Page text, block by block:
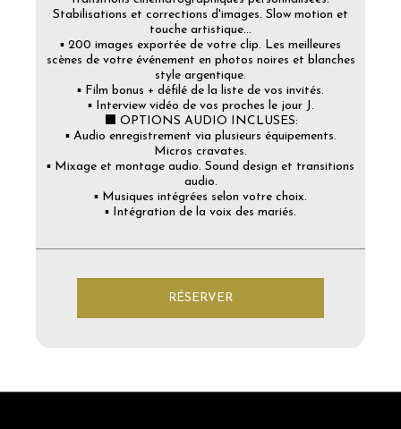
Stabilisations et corrections d'images. Slow motion et
touche artistique...
▪️ 200 images exportée de votre clip. Les meilleures
scènes de votre événement en photos noires et blanches
style argentique.
▪️ Film bonus + défilé de la liste de vos invités.
▪️ Interview vidéo de vos proches le jour J.
⬛ OPTIONS AUDIO INCLUSES:
▪️ Audio enregistrement via plusieurs équipements.
Micros cravates.
▪️ Mixage et montage audio. Sound design et transitions
audio.
▪️ Musiques intégrées selon votre choix.
▪️ Intégration de la voix des mariés.
RÉSERVER